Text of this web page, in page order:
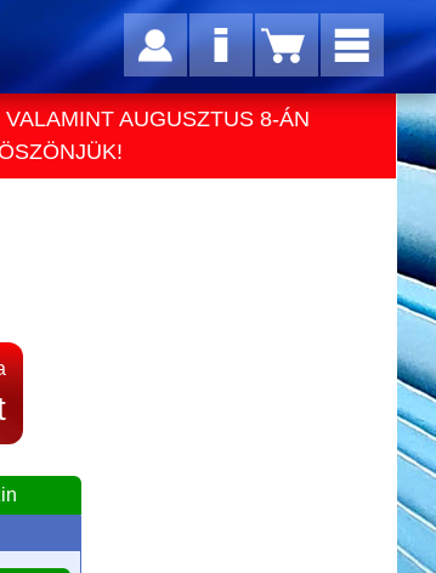
AUGUSZTUS 8-ÁN